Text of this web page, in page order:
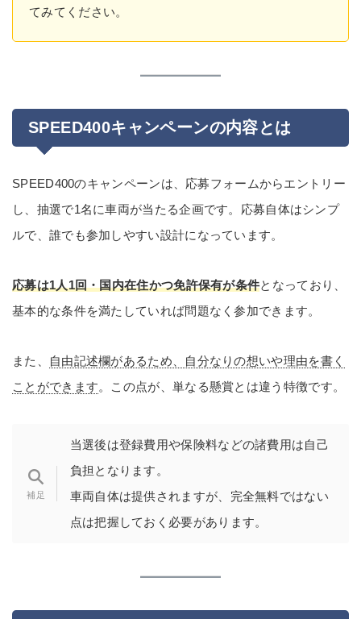
てみてください。
SPEED400キャンペーンの内容とは
SPEED400のキャンペーンは、応募フォームからエントリー
し、抽選で1名に車両が当たる企画です。応募自体はシンプ
ルで、誰でも参加しやすい設計になっています。
応募は1人1回・国内在住かつ免許保有が条件となっており、
基本的な条件を満たしていれば問題なく参加できます。
また、
自由記述欄があるため、自分なりの想いや理由を書く
ことができます。この点が、単なる懸賞とは違う特徴です。
当選後は登録費用や保険料などの諸費用は自己
負担となります。
車両自体は提供されますが、完全無料ではない
点は把握しておく必要があります。